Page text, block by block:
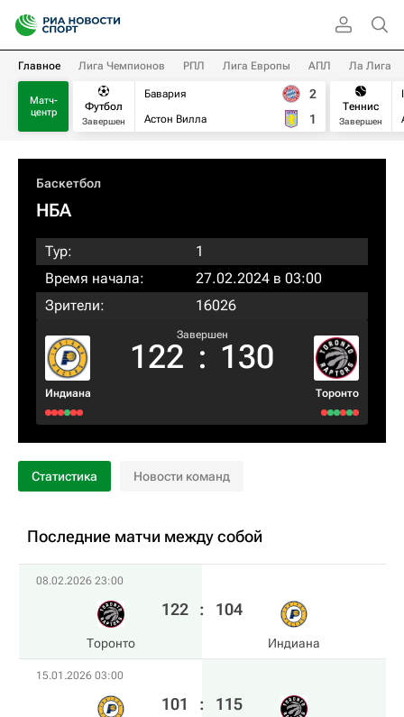
Главное Лига Чемпионов РПЛ Лига Европы АПЛ Ла Лига
Матч-
центр
Футбол
Завершен
Бавария
Астон Вилла
2
1
Теннис
Завершен
Баскетбол
НБА
Тур:
1
Время начала:
27.02.2024 в 03:00
Зрители:
16026
Индиана
Завершен
122 : 130
Торонто
Статистика Новости команд
Последние матчи между собой
08.02.2026 23:00
Торонто
122 : 104
Индиана
15.01.2026 03:00
101 : 115